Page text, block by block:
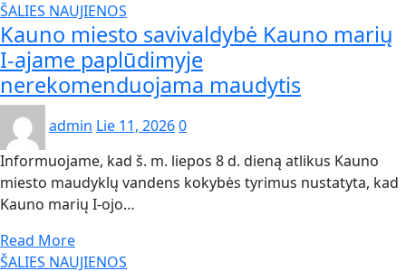
ŠALIES NAUJIENOS
Kauno miesto savivaldybė Kauno marių
I-ajame paplūdimyje
nerekomenduojama maudytis
admin Lie 11, 20260
Informuojame, kad š. m. liepos 8 d. dieną atlikus Kauno
miesto maudyklų vandens kokybės tyrimus nustatyta, kad
Kauno marių I-ojo…
Read More
ŠALIES NAUJIENOS